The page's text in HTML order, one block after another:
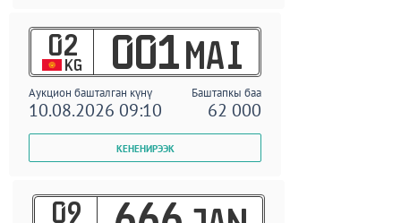
02
KG 001 MAI
Аукцион башталган күнү Баштапкы баа
10.08.2026 09:10 62 000
09